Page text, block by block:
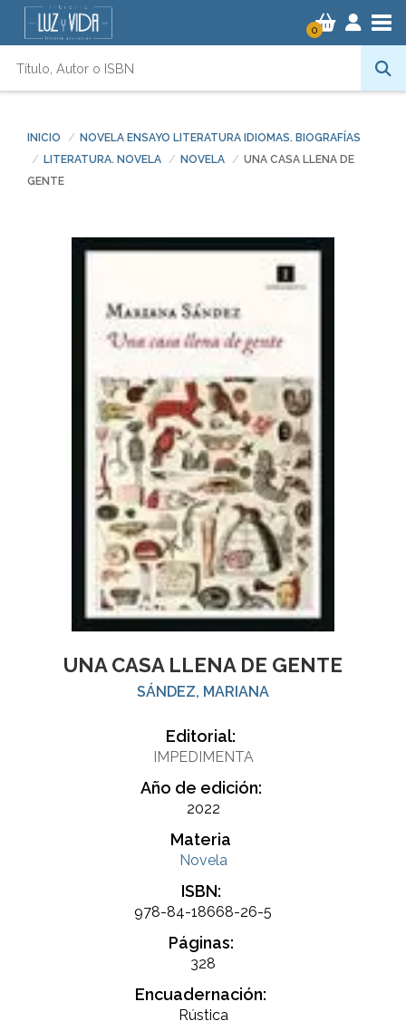
0
INICIO
NOVELA ENSAYO LITERATURA IDIOMAS. BIOGRAFÍAS
LITERATURA. NOVELA
NOVELA
UNA CASA LLENA DE
GENTE
UNA CASA LLENA DE GENTE
SÁNDEZ, MARIANA
Editorial:
IMPEDIMENTA
Año de edición:
2022
Materia
Novela
ISBN:
978-84-18668-26-5
Páginas:
328
Encuadernación:
Rústica